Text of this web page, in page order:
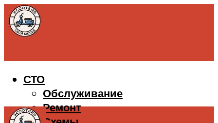
СТО
Обслуживание
Ремонт